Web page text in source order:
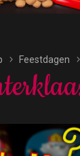
Feestdagen